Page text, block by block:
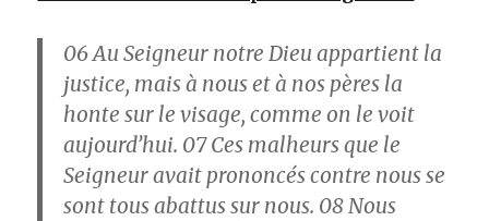
06Au Seigneur notre Dieu appartient la
justice, mais à nous et à nos pères la
honte sur le visage, comme on le voit
aujourd’hui. 07Ces malheurs que le
Seigneur avait prononcés contre nous se
sont tous abattus sur nous. 08Nous